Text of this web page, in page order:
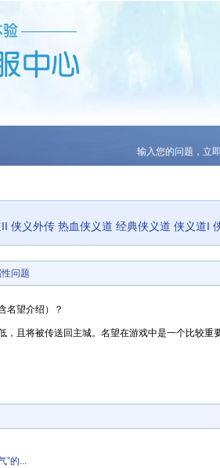
输入您的问题，立
侠义外传 热血侠义道 经典侠义道 侠义道I
问题
名望介绍）？
，且将被传送回主城。名望在游戏中是一个比较
”的...